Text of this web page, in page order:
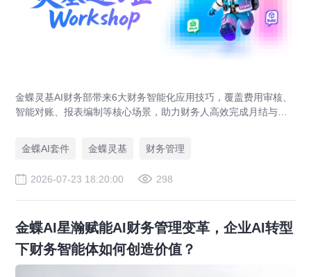
金蝶灵基AI财务部带来6大财务智能化应用技巧，覆盖费用审核、
智能对账、报表编制等核心场景，助力财务人高效完成月结与业
金蝶AI套件
金蝶灵基 财务管理
2026-07-23 18:20:00 298
金蝶AI星瀚赋能AI财务管理变革，企业AI转型
下财务智能体如何创造价值？